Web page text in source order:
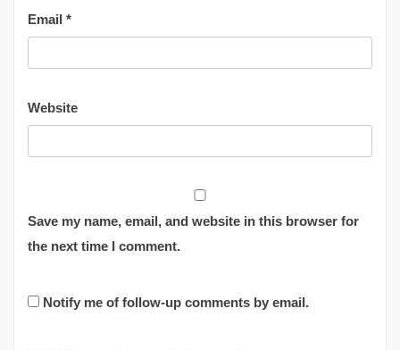
Email *
Website
Save my name, email, and website in this browser for
the next time I comment.
Notify me of follow-up comments by email.